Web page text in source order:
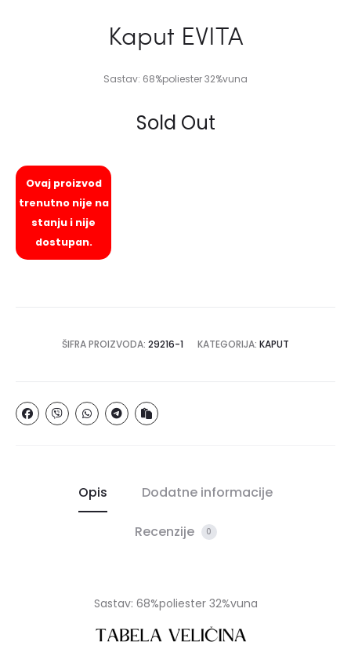
Kaput EVITA
Sastav: 68%poliester 32%vuna
Sold Out
Ovaj proizvod
trenutno nije na
stanju i nije
dostupan.
ŠIFRA PROIZVODA: 29216-1 KATEGORIJA: KAPUT
Opis Dodatne informacije
Recenzije 0
Sastav: 68%poliester 32%vuna